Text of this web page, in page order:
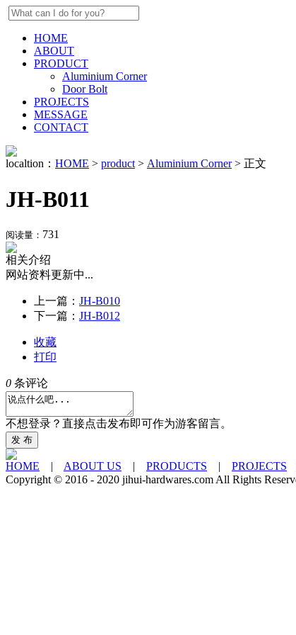
HOME
ABOUT
PRODUCT
Aluminium Corner
Door Bolt
PROJECTS
MESSAGE
CONTACT
localtion： HOME > product > Aluminium Corner> 正文
JH-B011
阅读量： 731
相关介绍
网站资料更新中...
上一篇： JH-B010
下一篇： JH-B012
收藏
打印
0 条评论
不想登录？直接点击发布即可作为游客留言。
发 布
HOME | ABOUT US | PRODUCTS | PROJECTS
Copyright © 2016 - 2020 jihui-hardwares.com All Rights